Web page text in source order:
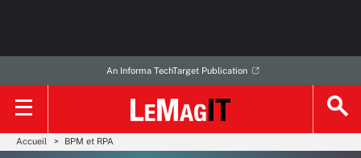
An Informa TechTarget Publication
Accueil BPM et RPA